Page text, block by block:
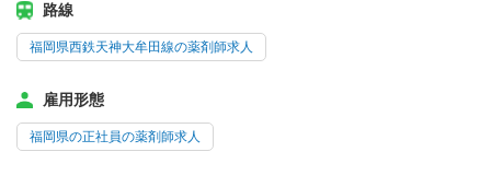
路線
福岡県西鉄天神大牟田線の薬剤師求人
雇用形態
福岡県の正社員の薬剤師求人